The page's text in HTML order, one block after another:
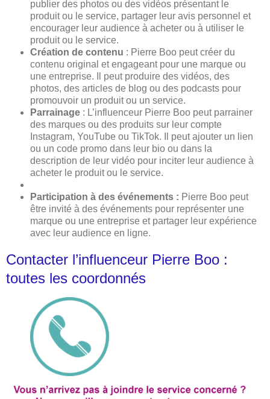
publier des photos ou des vidéos présentant le
produit ou le service, partager leur avis personnel et
encourager leur audience à acheter ou à utiliser le
produit ou le service.
Création de contenu : Pierre Boo peut créer du
contenu original et engageant pour une marque ou
une entreprise. Il peut produire des vidéos, des
photos, des articles de blog ou des podcasts pour
promouvoir un produit ou un service.
Parrainage : L’influenceur Pierre Boo peut parrainer
des marques ou des produits sur leur compte
Instagram, YouTube ou TikTok. Il peut ajouter un lien
ou un code promo dans leur bio ou dans la
description de leur vidéo pour inciter leur audience à
acheter le produit ou le service.
Participation à des événements : Pierre Boo peut
être invité à des événements pour représenter une
marque ou une entreprise et partager leur expérience
avec leur audience en ligne.
Contacter l’influenceur Pierre Boo :
toutes les coordonnés